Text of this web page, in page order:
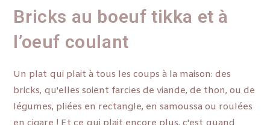
Bricks au boeuf tikka et à
l’oeuf coulant
Un plat qui plait à tous les coups à la maison: des
bricks, qu'elles soient farcies de viande, de thon, ou de
légumes, pliées en rectangle, en samoussa ou roulées